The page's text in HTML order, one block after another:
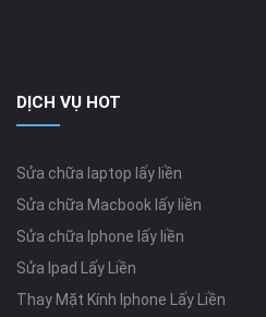
DỊCH VỤ HOT
Sửa chữa laptop lấy liền
Sửa chữa Macbook lấy liền
Sửa chữa Iphone lấy liền
Sửa Ipad Lấy Liền
Thay Mặt Kính Iphone Lấy Liền